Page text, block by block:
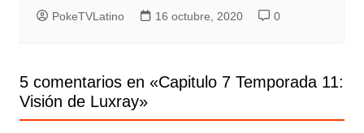
PokeTVLatino 16 octubre, 2020 0
5 comentarios en «Capitulo 7 Temporada 11:
Visión de Luxray»